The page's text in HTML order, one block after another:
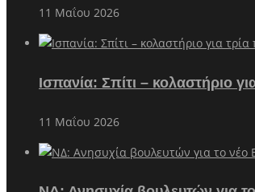
11 Μαΐου 2026
Ισπανία: Σπίτι – κολαστήριο
11 Μαΐου 2026